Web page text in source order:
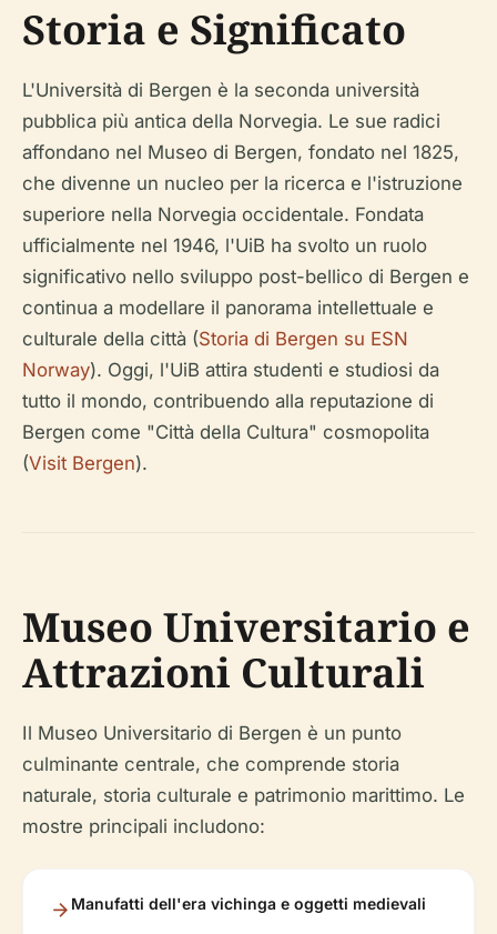
Storia e Significato
L'Università di Bergen è la seconda università
pubblica più antica della Norvegia. Le sue radici
affondano nel Museo di Bergen, fondato nel 1825,
che divenne un nucleo per la ricerca e l'istruzione
superiore nella Norvegia occidentale. Fondata
ufficialmente nel 1946, l'UiB ha svolto un ruolo
significativo nello sviluppo post-bellico di Bergen e
continua a modellare il panorama intellettuale e
culturale della città (Storia di Bergen su ESN
Norway). Oggi, l'UiB attira studenti e studiosi da
tutto il mondo, contribuendo alla reputazione di
Bergen come "Città della Cultura" cosmopolita
(Visit Bergen).
Museo Universitario e
Attrazioni Culturali
Il Museo Universitario di Bergen è un punto
culminante centrale, che comprende storia
naturale, storia culturale e patrimonio marittimo. Le
mostre principali includono:
Manufatti dell'era vichinga e oggetti medievali